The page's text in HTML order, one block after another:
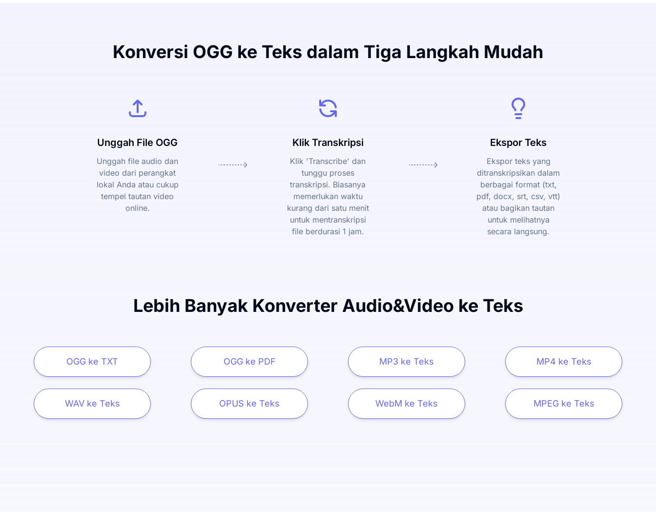
Konversi OGG ke Teks dalam Tiga Langkah Mudah
Unggah File OGG
Unggah file audio dan
video dari perangkat
lokal Anda atau cukup
tempel tautan video
online.
Klik Transkripsi
Klik 'Transcribe' dan
tunggu proses
transkripsi. Biasanya
memerlukan waktu
kurang dari satu menit
untuk mentranskripsi
file berdurasi 1 jam.
Ekspor Teks
Ekspor teks yang
ditranskripsikan dalam
berbagai format (txt,
pdf, docx, srt, csv, vtt)
atau bagikan tautan
untuk melihatnya
secara langsung.
Lebih Banyak Konverter Audio&Video ke Teks
OGG ke TXT OGG ke PDF MP3 ke Teks MP4 ke Teks
WAV ke Teks OPUS ke Teks WebM ke Teks MPEG ke Teks